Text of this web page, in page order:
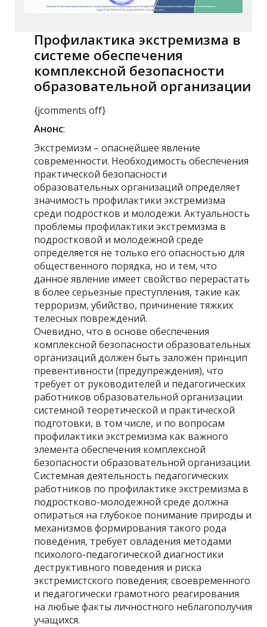
Профилактика экстремизма в
системе обеспечения
комплексной безопасности
образовательной организации
{jcomments off}
Анонс:
Экстремизм – опаснейшее явление
современности. Необходимость обеспечения
практической безопасности
образовательных организаций определяет
значимость профилактики экстремизма
среди подростков и молодежи. Актуальность
проблемы профилактики экстремизма в
подростковой и молодежной среде
определяется не только его опасностью для
общественного порядка, но и тем, что
данное явление имеет свойство перерастать
в более серьезные преступления, такие как
терроризм, убийство, причинение тяжких
телесных повреждений.
Очевидно, что в основе обеспечения
комплексной безопасности образовательных
организаций должен быть заложен принцип
превентивности (предупреждения), что
требует от руководителей и педагогических
работников образовательной организации
системной теоретической и практической
подготовки, в том числе, и по вопросам
профилактики экстремизма как важного
элемента обеспечения комплексной
безопасности образовательной организации.
Системная деятельность педагогических
работников по профилактике экстремизма в
подростково-молодежной среде должна
опираться на глубокое понимание природы и
механизмов формирования такого рода
поведения, требует овладения методами
психолого-педагогической диагностики
деструктивного поведения и риска
экстремистского поведения; своевременного
и педагогически грамотного реагирования
на любые факты личностного неблагополучия
учащихся.